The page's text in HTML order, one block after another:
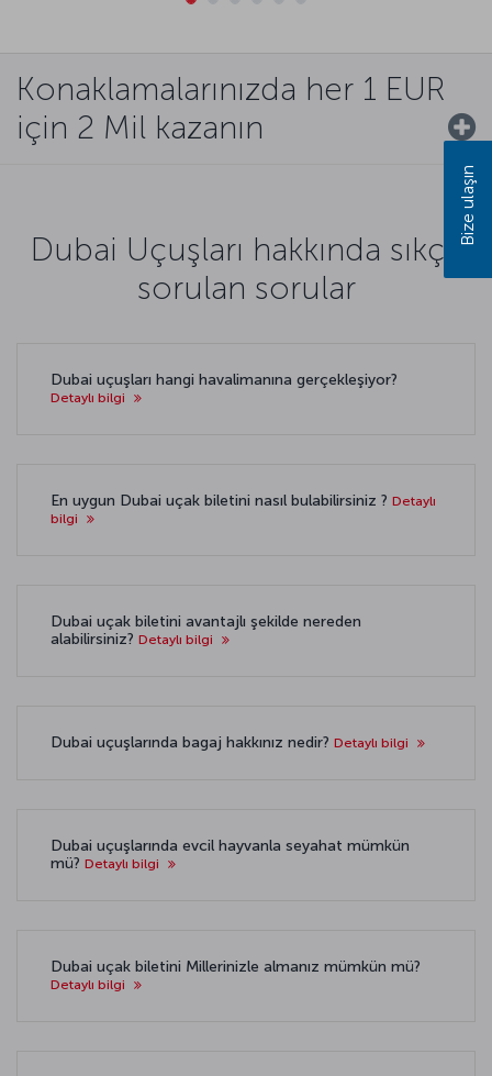
Konaklamalarınızda her 1 EUR
için 2 Mil kazanın
Dubai Uçuşları hakkında sıkça
sorulan sorular
Dubai uçuşları hangi havalimanına gerçekleşiyor?
Detaylı bilgi
En uygun Dubai uçak biletini nasıl bulabilirsiniz ? Detaylı
bilgi
Dubai uçak biletini avantajlı şekilde nereden
alabilirsiniz? Detaylı bilgi
Dubai uçuşlarında bagaj hakkınız nedir? Detaylı bilgi
Dubai uçuşlarında evcil hayvanla seyahat mümkün
mü? Detaylı bilgi
Dubai uçak biletini Millerinizle almanız mümkün mü?
Detaylı bilgi
Bize ulaşın